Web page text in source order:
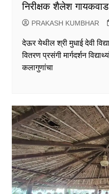
निरीक्षक शैलेश गायकवाड
PRAKASH KUMBHAR
देऊर येथील श्री मुधाई देवी
वितरण प्रसंगी मार्गदर्शन
कलागुणांचा